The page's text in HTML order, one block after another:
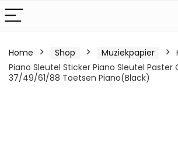
Home Shop Muziekpapier
Piano Sleutel Sticker Piano Sleutel
37/49/61/88 Toetsen Piano(Black)